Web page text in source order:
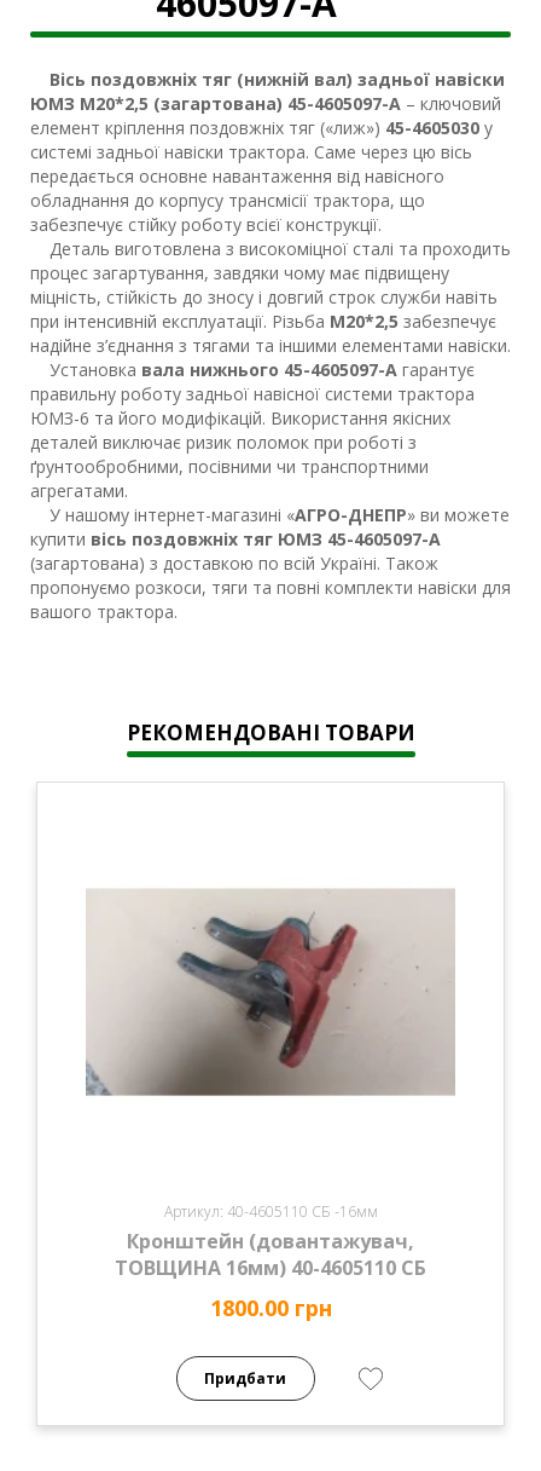
Вісь поздовжніх тяг (нижній вал) задньої навіски
ЮМЗ М20*2,5 (загартована) 45-4605097-А – ключовий
елемент кріплення поздовжніх тяг («лиж») 45-4605030 у
системі задньої навіски трактора. Саме через цю вісь
передається основне навантаження від навісного
обладнання до корпусу трансмісії трактора, що
забезпечує стійку роботу всієї конструкції.
Деталь виготовлена з високоміцної сталі та проходить
процес загартування, завдяки чому має підвищену
міцність, стійкість до зносу і довгий строк служби навіть
при інтенсивній експлуатації. Різьба М20*2,5 забезпечує
надійне з’єднання з тягами та іншими елементами навіски.
Установка вала нижнього 45-4605097-А гарантує
правильну роботу задньої навісної системи трактора
ЮМЗ-6 та його модифікацій. Використання якісних
деталей виключає ризик поломок при роботі з
ґрунтообробними, посівними чи транспортними
агрегатами.
У нашому інтернет-магазині «АГРО-ДНЕПР» ви можете
купити вісь поздовжніх тяг ЮМЗ 45-4605097-А
(загартована) з доставкою по всій Україні. Також
пропонуємо розкоси, тяги та повні комплекти навіски для
вашого трактора.
РЕКОМЕНДОВАНІ ТОВАРИ
Артикул: 40-4605110 СБ -16мм
Кронштейн (довантажувач,
ТОВЩИНА 16мм) 40-4605110 СБ
1800.00 грн
Придбати